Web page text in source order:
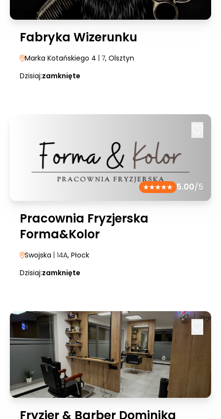
Fabryka Wizerunku
Marka Kotańskiego 4 | 7, Olsztyn
Dzisiaj:zamknięte
5.00/5
Pracownia Fryzjerska
Forma&Kolor
Swojska | 14A, Płock
Dzisiaj:zamknięte
Fryzjer & Barber Dominika